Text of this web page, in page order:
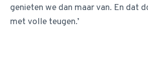
genieten we dan maar van. En dat
met volle teugen.’